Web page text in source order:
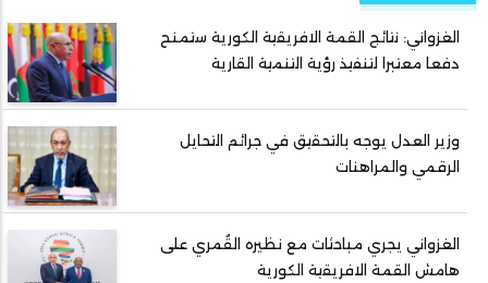
الغزواني: نتائج القمة الافريقية الكورية ستمنح
دفعا معتبرا لتنفيذ رؤية التنمية القارية
وزير العدل يوجه بالتحقيق في جرائم التحايل
الرقمي والمراهنات
الغزواني يجري مباحثات مع نظيره القُمري على
هامش القمة الافريقية الكورية